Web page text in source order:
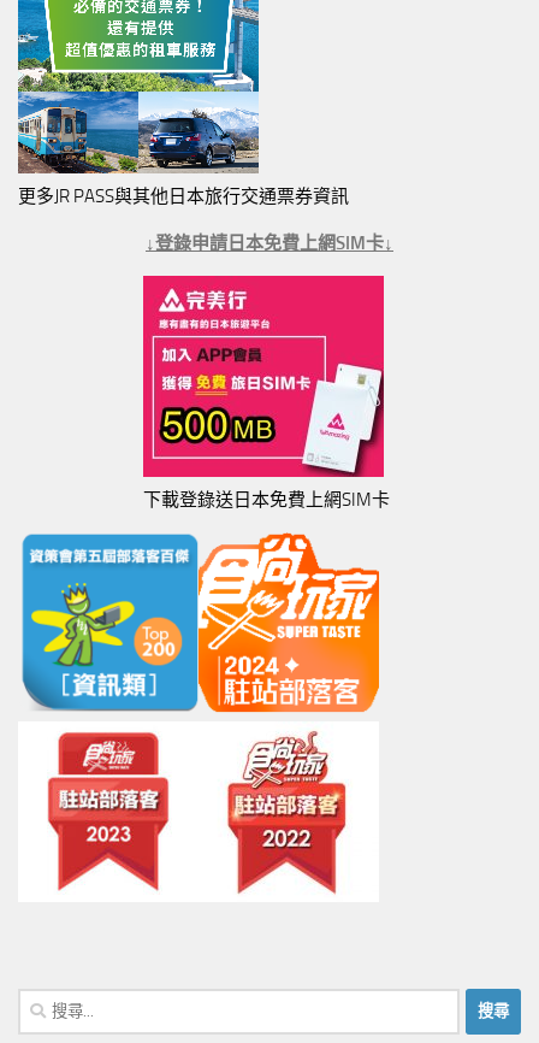
更多JR PASS與其他日本旅行交通票券資訊
↓登錄申請日本免費上網SIM卡↓
下載登錄送日本免費上網SIM卡
搜
尋